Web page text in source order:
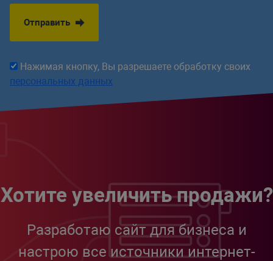
Отправить
Нажимая кнопку, Вы разрешаете обработку своих
персональных данных
Хотите увеличить продажи?
Разработаю сайт для бизнеса и
настрою все источники интернет-